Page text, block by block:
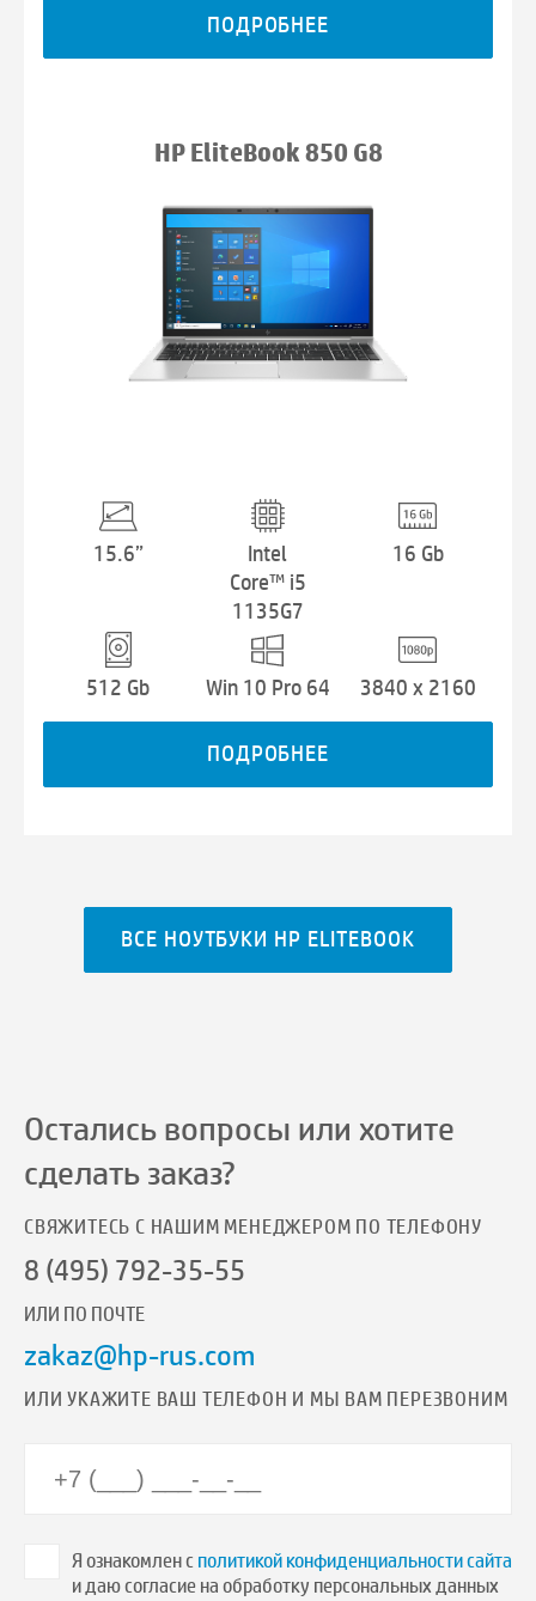
ПОДРОБНЕЕ
HP EliteBook 850 G8
15.6”
Intel
Core™ i5
1135G7
16 Gb
512 Gb Win 10 Pro 64 3840 x 2160
ПОДРОБНЕЕ
ВСЕ НОУТБУКИ HP ELITEBOOK
Остались вопросы или хотите
сделать заказ?
СВЯЖИТЕСЬ С НАШИМ МЕНЕДЖЕРОМ ПО ТЕЛЕФОНУ
8 (495) 792-35-55
ИЛИ ПО ПОЧТЕ
zakaz@hp-rus.com
ИЛИ УКАЖИТЕ ВАШ ТЕЛЕФОН И МЫ ВАМ ПЕРЕЗВОНИМ
Я ознакомлен с политикой конфиденциальности сайта
и даю согласие на обработку персональных данных